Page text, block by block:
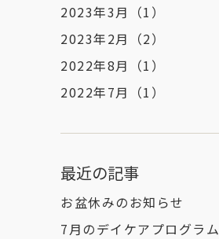
2023年3月
（1）
2023年2月
（2）
2022年8月
（1）
2022年7月
（1）
最近の記事
お盆休みのお知らせ
7月のデイケアプログラム